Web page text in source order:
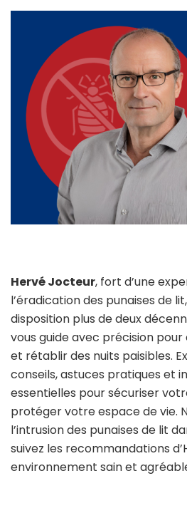
Hervé Jocteur, fort d’une
l’éradication des punaises de
disposition plus de deux
vous guide avec précision pour
et rétablir des nuits paisibles.
conseils, astuces pratiques et
essentielles pour sécuriser
protéger votre espace de vie.
l’intrusion des punaises de lit
suivez les recommandations
environnement sain et